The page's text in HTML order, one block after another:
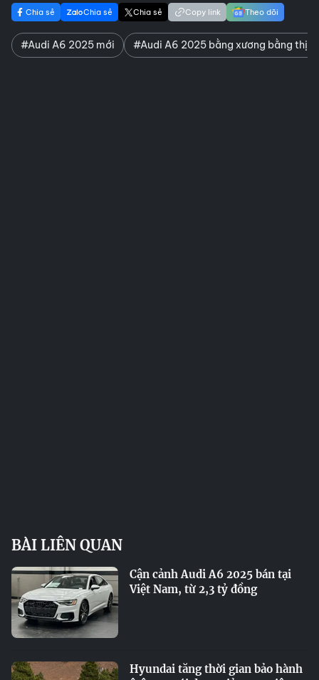
Chia sẻ Chia sẻ Chia sẻ Copy link Theo dõi
#Audi A6 2025 mới #Audi A6 2025 bằng xương bằng thịt
BÀI LIÊN QUAN
Cận cảnh Audi A6 2025 bán tại
Việt Nam, từ 2,3 tỷ đồng
Hyundai tăng thời gian bảo hành